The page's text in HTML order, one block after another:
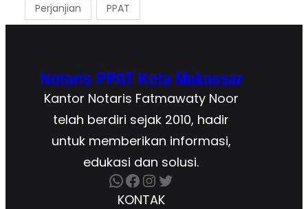
Perjanjian PPAT
Notaris PPAT Kota Makassar
Kantor Notaris Fatmawaty Noor
telah berdiri sejak 2010, hadir
untuk memberikan informasi,
edukasi dan solusi.
WhatsApp Facebook InstagramTwitter
KONTAK